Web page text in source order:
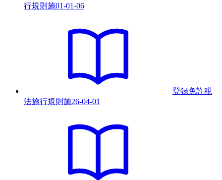
行規則 施01-01-06
登録免許税
法施行規則 施26-04-01